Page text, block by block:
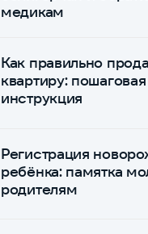
медикам
Как правильно
квартиру: пошаговая
инструкция
Регистрация
ребёнка: памятка
родителям